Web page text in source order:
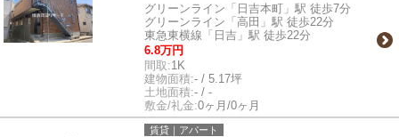
グリーンライン「日吉本町」駅 徒歩7分
グリーンライン「高田」駅 徒歩22分
東急東横線「日吉」駅 徒歩22分
6.8万円
間取:1K
建物面積:- / 5.17坪
土地面積:- / -
敷金/礼金:0ヶ月/0ヶ月
賃貸｜アパート